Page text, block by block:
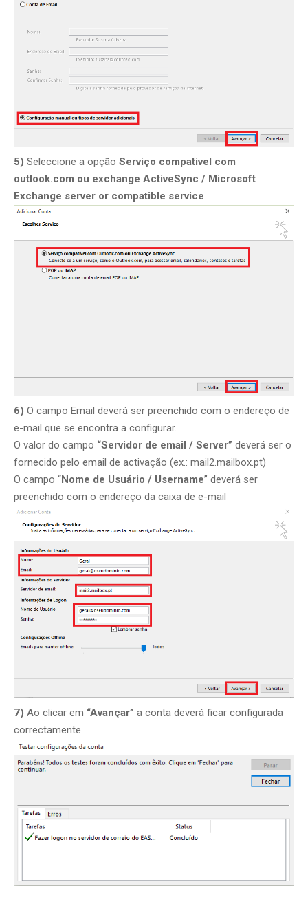
5) Seleccione a opção Serviço compativel com
outlook.com ou exchange ActiveSync / Microsoft
Exchange server or compatible service
6) O campo Email deverá ser preenchido com o endereço de
e-mail que se encontra a configurar.
O valor do campo “Servidor de email / Server” deverá ser o
fornecido pelo email de activação (ex.: mail2.mailbox.pt)
O campo “Nome de Usuário / Username” deverá ser
preenchido com o endereço da caixa de e-mail
7) Ao clicar em “Avançar” a conta deverá ficar configurada
correctamente.